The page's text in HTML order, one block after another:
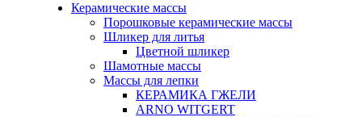
Керамические массы
Порошковые керамические массы
Шликер для литья
Цветной шликер
Шамотные массы
Массы для лепки
КЕРАМИКА ГЖЕЛИ
ARNO WITGERT